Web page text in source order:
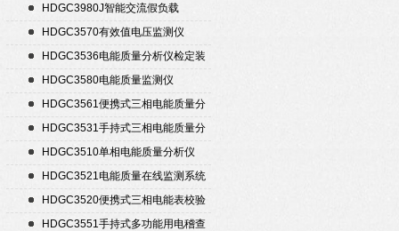
HDGC3980J智能交流假负载
HDGC3570有效值电压监测仪
HDGC3536电能质量分析仪检定装
置
HDGC3580电能质量监测仪
HDGC3561便携式三相电能质量分
析仪
HDGC3531手持式三相电能质量分
析仪
HDGC3510单相电能质量分析仪
HDGC3521电能质量在线监测系统
HDGC3520便携式三相电能表校验
仪
HDGC3551手持式多功能用电稽查